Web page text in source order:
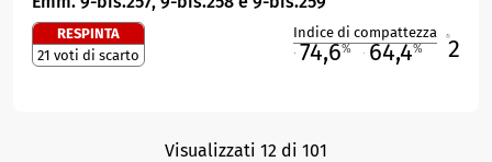
RESPINTA
21 voti di scarto
Indice di compattezza
74,6% 64,4% 2
Visualizzati 12 di 101